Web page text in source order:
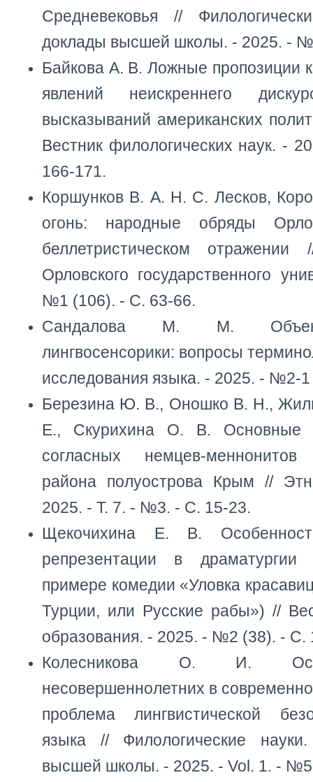
Средневековья //
доклады высшей школы. - 2025. -
Байкова А. В. Ложные пропозиции
явлений неискреннего
высказываний американских
Вестник филологических наук. -
166-171.
Коршунков В. А. Н. С. Лесков,
огонь: народные обряды
беллетристическом
Орловского государственного
№1 (106). - С. 63-66.
Сандалова М. М. Объект
лингвосенсорики: вопросы
исследования языка. - 2025. - №2-
Березина Ю. В., Оношко В. Н.,
Е., Скурихина О. В. Основные
согласных немцев-меннонитов
района полуострова Крым //
2025. - Т. 7. - №3. - С. 15-23.
Щекочихина Е. В.
репрезентации в
примере комедии «Уловка
Турции, или Русские рабы») //
образования. - 2025. - №2 (38). - С.
Колесникова О. И.
несовершеннолетних в
проблема лингвистической
языка // Филологические
высшей школы. - 2025. - Vol. 1. -